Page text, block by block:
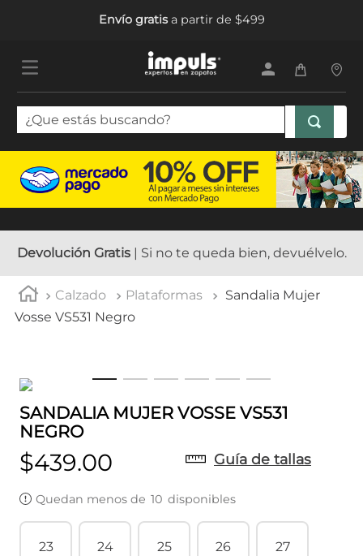
Envío gratisa partir de $499
¿Que estás buscando?
Devolución Gratis| Si no te queda bien, devuélvelo.
Calzado Plataformas
Sandalia Mujer
Vosse VS531 Negro
SANDALIA MUJER VOSSE VS531
NEGRO
$439.00 Guía de tallas
Quedan menos de 10 disponibles
23 24 25 26 27
TÉRMINOS MÁS BUSCADOS
1.
sandalias mujer
tenis hombre
5. tenis